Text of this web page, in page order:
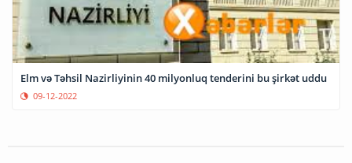
Elm və Təhsil Nazirliyinin 40 milyonluq tenderini bu şirkət uddu
09-12-2022